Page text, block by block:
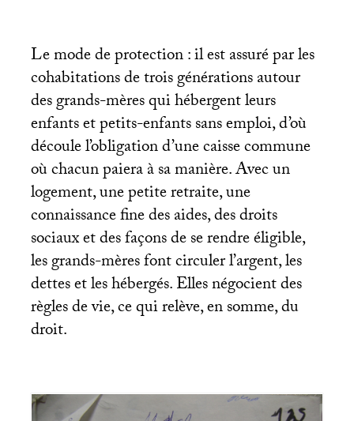
Le mode de protection : il est assuré par les
cohabitations de trois générations autour
des grands-mères qui hébergent leurs
enfants et petits-enfants sans emploi, d’où
découle l’obligation d’une caisse commune
où chacun paiera à sa manière. Avec un
logement, une petite retraite, une
connaissance fine des aides, des droits
sociaux et des façons de se rendre éligible,
les grands-mères font circuler l’argent, les
dettes et les hébergés. Elles négocient des
règles de vie, ce qui relève, en somme, du
droit.